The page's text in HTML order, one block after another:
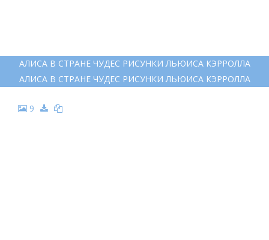
АЛИСА В СТРАНЕ ЧУДЕС РИСУНКИ ЛЬЮИСА КЭРРОЛЛА
АЛИСА В СТРАНЕ ЧУДЕС РИСУНКИ ЛЬЮИСА КЭРРОЛЛА
9